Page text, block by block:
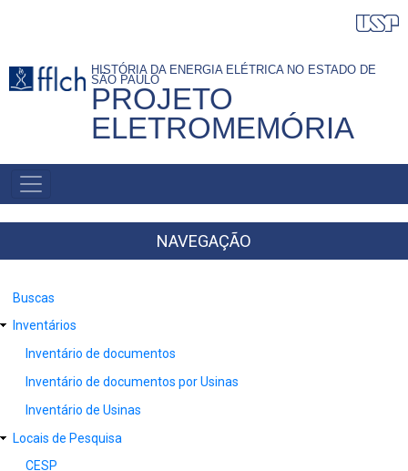
conteúdo
HISTÓRIA DA ENERGIA ELÉTRICA NO ESTADO DE
SÃO PAULO
PROJETO
ELETROMEMÓRIA
NAVEGAÇÃO
PRINCIPAL
NAVEGAÇÃO
Buscas
Inventários
Inventário de documentos
Inventário de documentos por Usinas
Inventário de Usinas
Locais de Pesquisa
CESP